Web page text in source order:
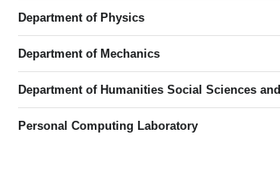
Department of Physics
Department of Mechanics
Department of Humanities Social Sciences
Personal Computing Laboratory